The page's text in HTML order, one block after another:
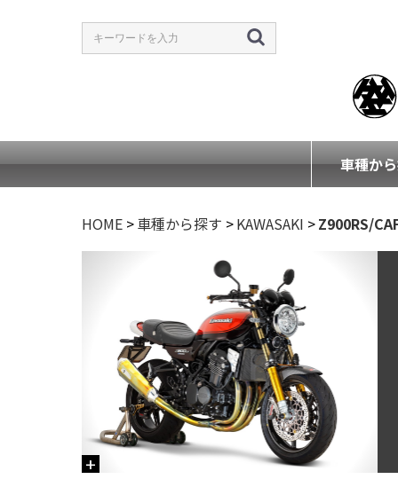
車種か
HOME >車種から探す >KAWASAKI >Z900RS/